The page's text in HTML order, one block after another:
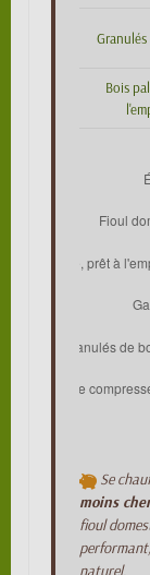
Bois
Se
moins cher
fioul
naturel.